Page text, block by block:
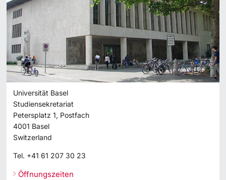
Universität Basel
Studiensekretariat
Petersplatz 1, Postfach
4001 Basel
Switzerland
Tel. +41 61 207 30 23
Öffnungszeiten